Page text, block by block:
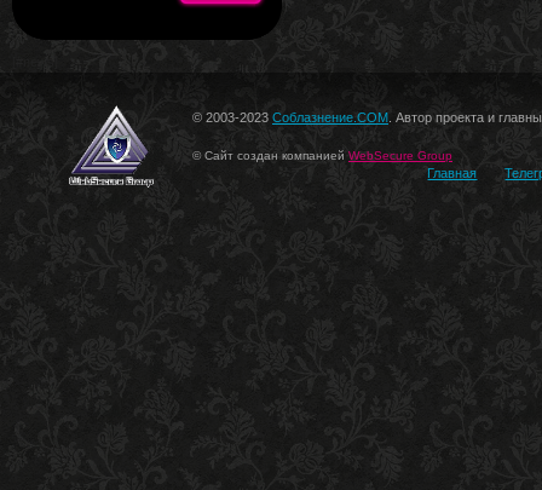
© 2003-2023 Соблазнение.COM . Автор проекта и
© Сайт создан компанией WebSecure Group
Главная